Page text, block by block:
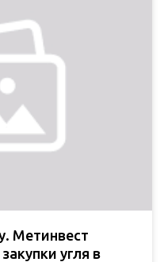
Метинвест
угля в